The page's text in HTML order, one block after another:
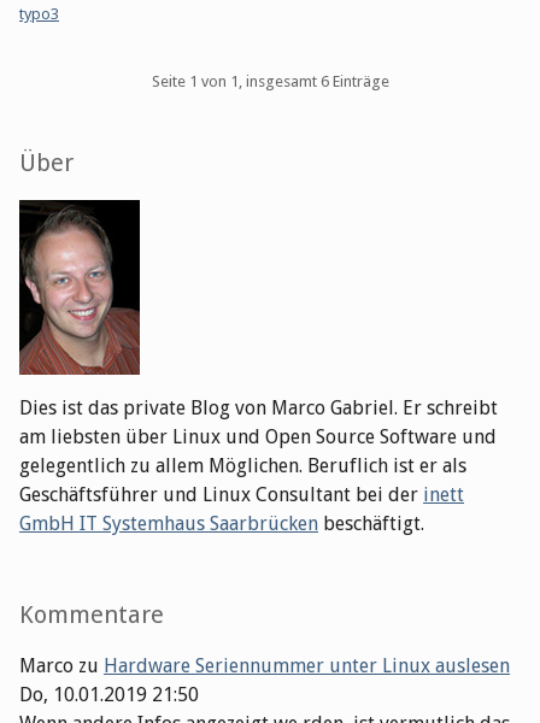
typo3
Seite 1 von 1, insgesamt 6 Einträge
Seitenleiste
Über
Dies ist das private Blog von Marco Gabriel. Er schreibt
am liebsten über Linux und Open Source Software und
gelegentlich zu allem Möglichen. Beruflich ist er als
Geschäftsführer und Linux Consultant bei der inett
GmbH IT Systemhaus Saarbrücken beschäftigt.
Kommentare
Marco zu Hardware Seriennummer unter Linux auslesen
Do, 10.01.2019 21:50